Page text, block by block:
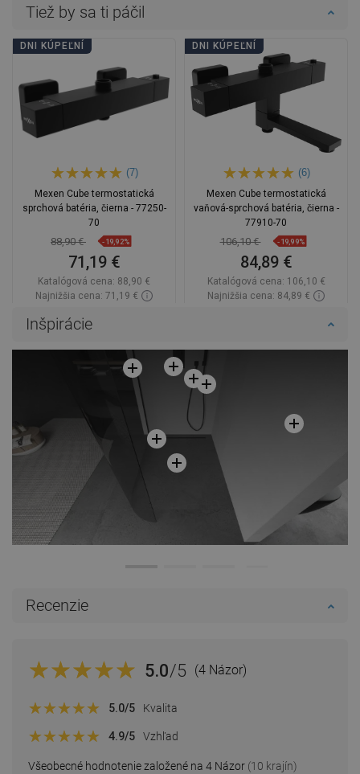
Tiež by sa ti páčil
DNI KÚPEĽNÍ
(7)
Mexen Cube termostatická
sprchová batéria, čierna - 77250-
70
88,90 € -19,92%
71,19 €
Katalógová cena: 88,90 €
Najnižšia cena: 71,19 €
Obľúbené
DNI KÚPEĽNÍ
(6)
Mexen Cube termostatická
vaňová-sprchová batéria, čierna -
77910-70
106,10 € -19,99%
84,89 €
Katalógová cena: 106,10 €
Najnižšia cena: 84,89 €
Inšpirácie
Recenzie
5.0/5 (4 Názor)
Všeobecné hodnotenie založené na 4 Názor (10 krajín)
5.0/5 Kvalita
4.9/5 Vzhľad